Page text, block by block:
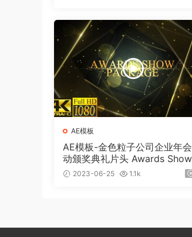
AE模板
AE模板-金色粒子公司企业年
动颁奖典礼片头 Awards
ack2023-06-25 1.1k